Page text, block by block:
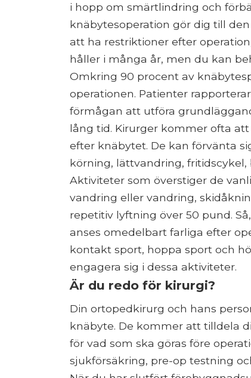
i hopp om smärtlindring och
knäbytesoperation gör dig till
att ha restriktioner efter
håller i många år, men du kan
Omkring 90 procent av
operationen. Patienter
förmågan att utföra
lång tid. Kirurger kommer ofta
efter knäbytet. De kan förvänta
körning, lättvandring,
Aktiviteter som överstiger de
vandring eller vandring,
repetitiv lyftning över 50 pund.
anses omedelbart farliga efter
kontakt sport, hoppa sport och
engagera sig i dessa aktiviteter.
Är du redo för kirurgi?
Din ortopedkirurg och hans
knäbyte. De kommer att tilldela
för vad som ska göras före
sjukförsäkring, pre-op testning